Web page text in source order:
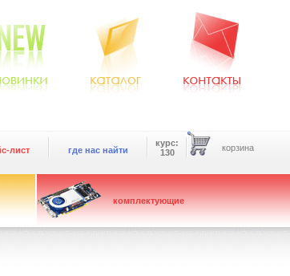
лист где нас найти
курс:
130
корзина
комплектующие